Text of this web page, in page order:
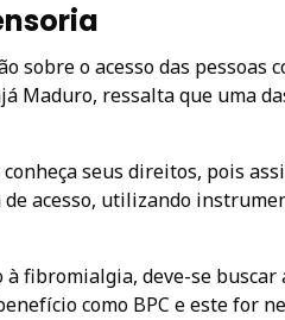
sobre o acesso das
Maduro, ressalta que uma
seus direitos, pois
acesso, utilizando
à fibromialgia, deve-se
como BPC e este for